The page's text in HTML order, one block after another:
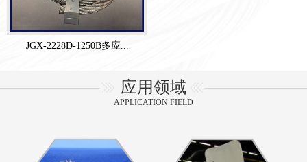
JGX-2228D-1250B多应...
应用领域
APPLICATION FIELD